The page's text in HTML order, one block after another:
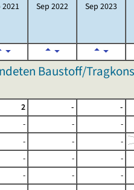
2021 Sep 2022 Sep 2023
Baustoff/
2 -
-
- -
-
- -
-
- -
-
- -
-